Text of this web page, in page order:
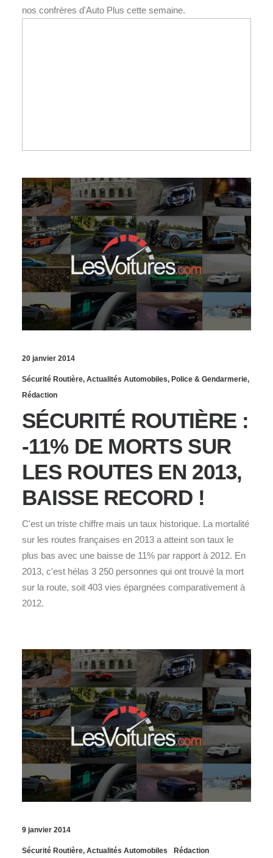
nos confrères d'Auto Plus cette semaine.
20 janvier 2014
Sécurité Routière, Actualités Automobiles, Police & Gendarmerie,
Rédaction
SÉCURITÉ ROUTIÈRE :
-11% DE MORTS SUR
LES ROUTES EN 2013,
BAISSE RECORD !
C'est un triste chiffre mais un taux historique. La mortalité
sur les routes françaises en 2013 a atteint son taux le
plus bas avec une baisse de 11% par rapport à 2012. En
2013, c'est hélas 3 250 personnes qui ont trouvé la mort
sur la route, soit 403 vies épargnées comparativement à
2012.
9 janvier 2014
Sécurité Routière, Actualités Automobiles Rédaction